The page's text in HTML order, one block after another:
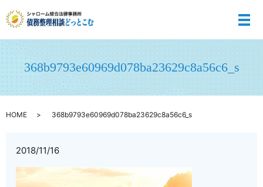
メ
368b9793e60969d078ba23629c8a56c6_s
HOME 368b9793e60969d078ba23629c8a56c6_s
2018/11/16